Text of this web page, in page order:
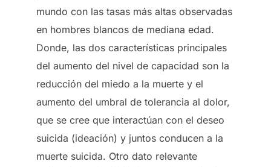
mundo con las tasas más altas observadas
en hombres blancos de mediana edad.
Donde, las dos características principales
del aumento del nivel de capacidad son la
reducción del miedo a la muerte y el
aumento del umbral de tolerancia al dolor,
que se cree que interactúan con el deseo
suicida (ideación) y juntos conducen a la
muerte suicida. Otro dato relevante